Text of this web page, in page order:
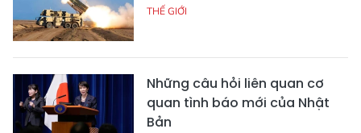
THẾ GIỚI
Những câu hỏi liên quan cơ
quan tình báo mới của Nhật
Bản